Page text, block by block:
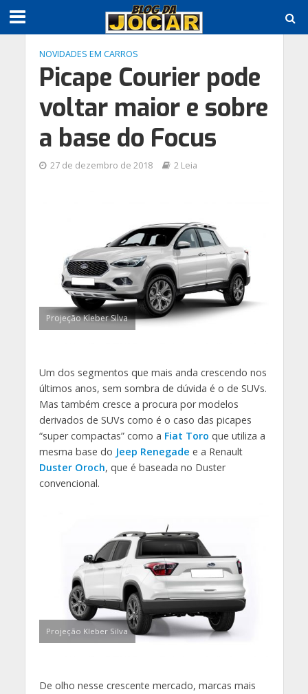
NOVIDADES EM CARROS
Picape Courier pode
voltar maior e sobre
a base do Focus
27 de dezembro de 2018 2 Leia
Projeção Kleber Silva
Um dos segmentos que mais anda crescendo nos
últimos anos, sem sombra de dúvida é o de SUVs.
Mas também cresce a procura por modelos
derivados de SUVs como é o caso das picapes
“super compactas” como a Fiat Toro que utiliza a
mesma base do Jeep Renegade e a Renault
Duster Oroch, que é baseada no Duster
convencional.
Projeção Kleber Silva
De olho nesse crescente mercado, marcas mais